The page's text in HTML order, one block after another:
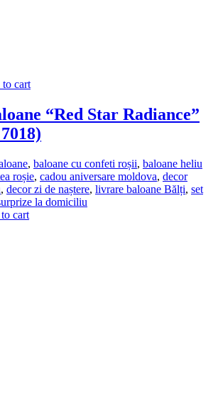
to cart
“Red Star Radiance”
, baloane cu confeti roșii, baloane heliu
roșie, cadou aniversare moldova, decor
, decor zi de naștere, livrare baloane Bălți, set
la domiciliu
cart